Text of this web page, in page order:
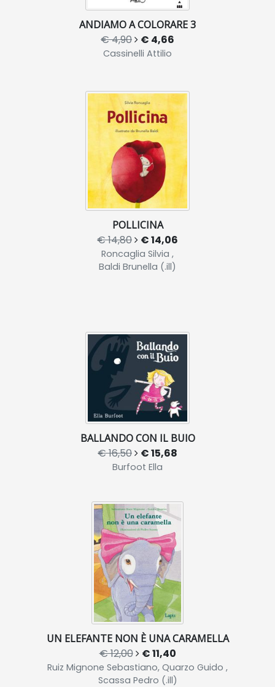
ANDIAMO A COLORARE 3
€ 4,90 € 4,66
Cassinelli Attilio
POLLICINA
€ 14,80 € 14,06
Roncaglia Silvia ,
Baldi Brunella (.ill)
BALLANDO CON IL BUIO
€ 16,50 € 15,68
Burfoot Ella
UN ELEFANTE NON È UNA CARAMELLA
€ 12,00 € 11,40
Ruiz Mignone Sebastiano, Quarzo Guido ,
Scassa Pedro (.ill)